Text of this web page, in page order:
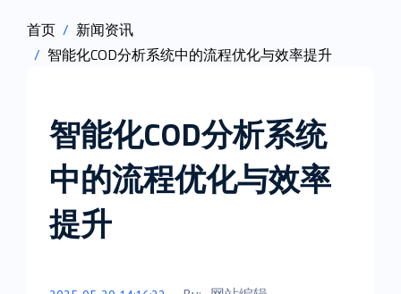
首页
新闻资讯
智能化COD分析系统中的流程优化与效率提升
智能化COD分析系统
中的流程优化与效率
提升